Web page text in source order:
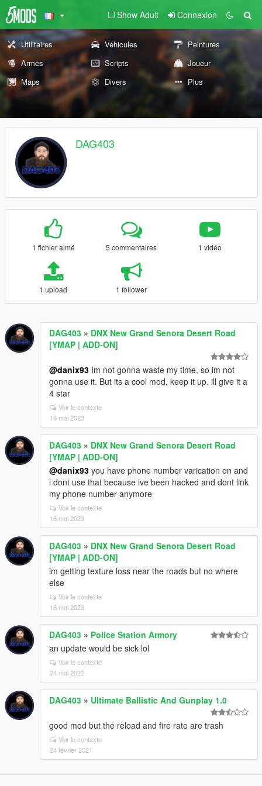
Show Adult Connexion
Utilitaires Véhicules
Peintures
Armes
Scripts
Joueur
Maps
Divers Plus
DAG403
1 fichier aimé 5 commentaires 1 vidéo
1 upload 1 follower
DAG403 » DNX New Grand Senora Desert Road
[YMAP | ADD-ON]
@danix93 Im not gonna waste my time, so im not
gonna use it. But its a cool mod, keep it up. ill give it a
4 star
Voir le contexte
16 mai 2023
DAG403 » DNX New Grand Senora Desert Road
[YMAP | ADD-ON]
@danix93 you have phone number varication on and
i dont use that because ive been hacked and dont link
my phone number anymore
Voir le contexte
16 mai 2023
DAG403 » DNX New Grand Senora Desert Road
[YMAP | ADD-ON]
im getting texture loss near the roads but no where
else
Voir le contexte
16 mai 2023
DAG403 » Police Station Armory
an update would be sick lol
Voir le contexte
24 mai 2022
DAG403 » Ultimate Ballistic And Gunplay 1.0
good mod but the reload and fire rate are trash
Voir le contexte
24 février 2021